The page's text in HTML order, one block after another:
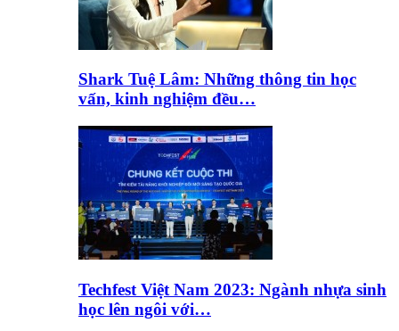
Shark Tuệ Lâm: Những thông tin học
vấn, kinh nghiệm đều…
Techfest Việt Nam 2023: Ngành nhựa sinh
học lên ngôi với…